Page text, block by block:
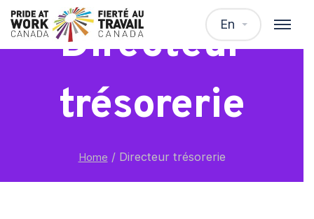
En
Directeur
trésorerie
Home /Directeur trésorerie